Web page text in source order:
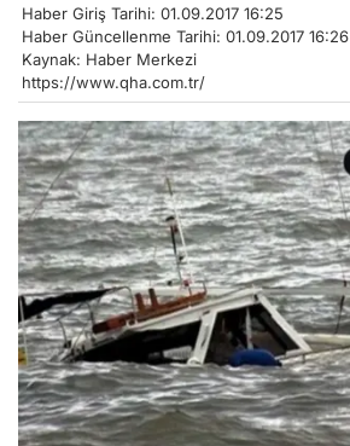
Haber Giriş Tarihi: 01.09.2017 16:25
Haber Güncellenme Tarihi: 01.09.2017 16:26
Kaynak: Haber Merkezi
https://www.qha.com.tr/